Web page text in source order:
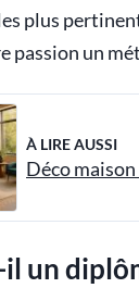
plus
passion un
À LIRE AUSSI
Déco
un